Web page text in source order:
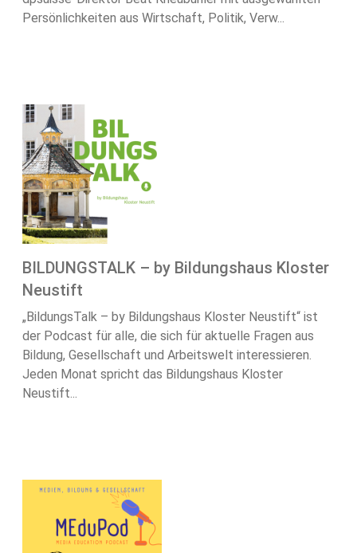
Persönlichkeiten aus Wirtschaft, Politik, Verw...
BILDUNGSTALK – by Bildungshaus Kloster
Neustift
„BildungsTalk – by Bildungshaus Kloster Neustift“ ist
der Podcast für alle, die sich für aktuelle Fragen aus
Bildung, Gesellschaft und Arbeitswelt interessieren.
Jeden Monat spricht das Bildungshaus Kloster
Neustift...